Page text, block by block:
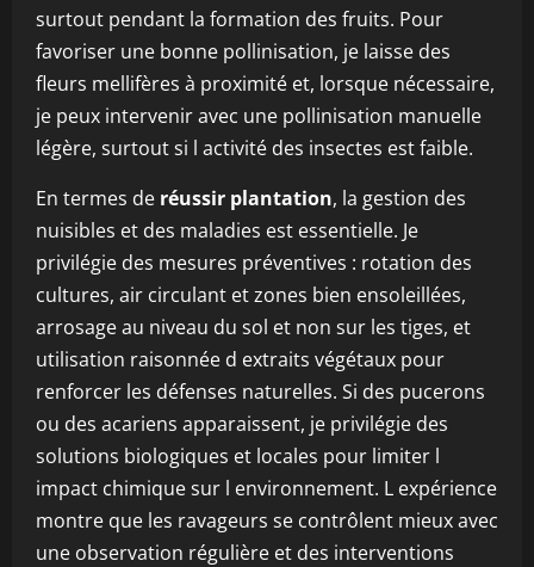
surtout pendant la formation des fruits. Pour
favoriser une bonne pollinisation, je laisse des
fleurs mellifères à proximité et, lorsque nécessaire,
je peux intervenir avec une pollinisation manuelle
légère, surtout si l activité des insectes est faible.
En termes de réussir plantation, la gestion des
nuisibles et des maladies est essentielle. Je
privilégie des mesures préventives : rotation des
cultures, air circulant et zones bien ensoleillées,
arrosage au niveau du sol et non sur les tiges, et
utilisation raisonnée d extraits végétaux pour
renforcer les défenses naturelles. Si des pucerons
ou des acariens apparaissent, je privilégie des
solutions biologiques et locales pour limiter l
impact chimique sur l environnement. L expérience
montre que les ravageurs se contrôlent mieux avec
une observation régulière et des interventions